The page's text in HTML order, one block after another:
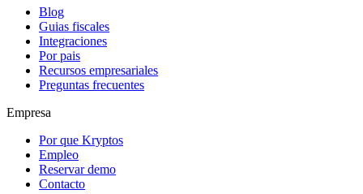
Blog
Guias fiscales
Integraciones
Por pais
Recursos empresariales
Preguntas frecuentes
Empresa
Por que Kryptos
Empleo
Reservar demo
Contacto